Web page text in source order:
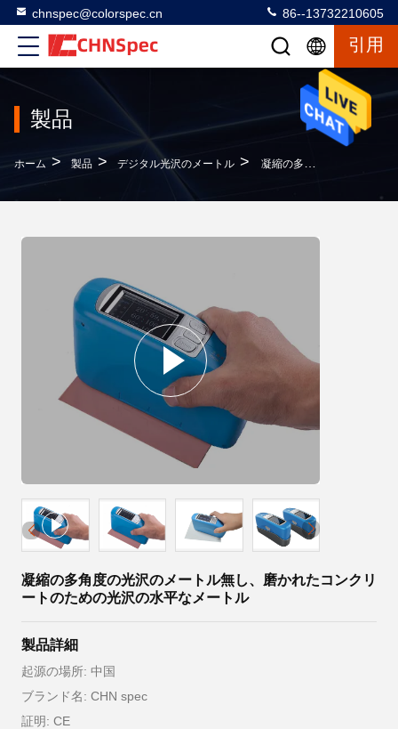
chnspec@colorspec.cn 86--13732210605
引用
製品
ホーム > 製品 > デジタル光沢のメートル > 凝縮の多角度の光沢のメートル無し、磨かれたコンクリートのための光沢の水平なメートル
凝縮の多角度の光沢のメートル無し、磨かれたコンクリ
ートのための光沢の水平なメートル
製品詳細
起源の場所: 中国
ブランド名: CHN spec
証明: CE